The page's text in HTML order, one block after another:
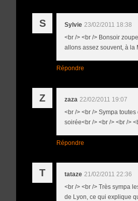
S Sylvie 23/02/2011 18:38
<br /> <br /> Bonsoir
allons assez souvent, à la
Répondre
Z zaza 22/02/2011 19:07
<br /> <br /> Sympa
soirée<br /> <br /> <br />
Répondre
T tataze 21/02/2011 22:36
<br /> <br /> Très sympa
de Lyon, ce qui explique